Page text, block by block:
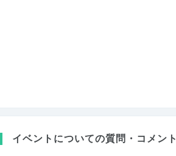
イベントについての質問・コメント